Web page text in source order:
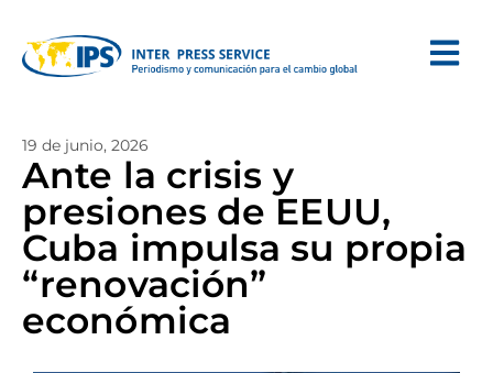
19 de junio, 2026
Ante la crisis y
presiones de EEUU,
Cuba impulsa su propia
“renovación”
económica